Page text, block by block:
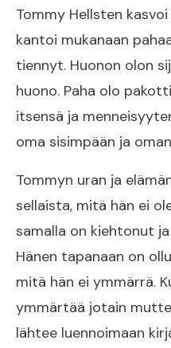
Tommy Hellsten
kantoi mukanaan
tiennyt. Huonon olon
huono. Paha olo
itsensä ja
oma sisimpään ja
Tommyn uran ja
sellaista, mitä hän ei
samalla on kiehtonut
Hänen tapanaan on
mitä hän ei ymmärrä.
ymmärtää jotain
lähtee luennoimaan